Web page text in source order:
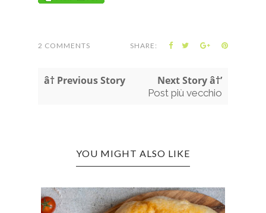
2 COMMENTS SHARE:
â† Previous Story Next Story â†’
Post più vecchio
YOU MIGHT ALSO LIKE